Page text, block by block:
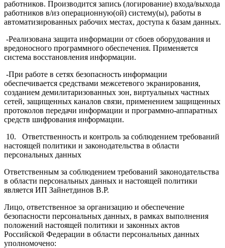
работников. Производится запись (логирование) входа/выхода
работников в/из операционную(ой) систему(ы), работы в
автоматизированных рабочих местах, доступа к базам данных.
-Реализована защита информации от сбоев оборудования и
вредоносного программного обеспечения. Применяется
система восстановления информации.
-При работе в сетях безопасность информации
обеспечивается средствами межсетевого экранирования,
созданием демилитаризованных зон, виртуальных частных
сетей, защищенных каналов связи, применением защищенных
протоколов передачи информации и программно-аппаратных
средств шифрования информации.
10. Ответственность и контроль за соблюдением требований
настоящей политики и законодательства в области
персональных данных
Ответственным за соблюдением требований законодательства
в области персональных данных и настоящей политики
является ИП Зайнетдинов В.Р.
Лицо, ответственное за организацию и обеспечение
безопасности персональных данных, в рамках выполнения
положений настоящей политики и законных актов
Российской Федерации в области персональных данных
уполномочено: